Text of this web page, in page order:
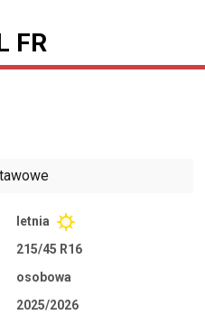
FR
letnia
215/45 R16
osobowa
2025/2026